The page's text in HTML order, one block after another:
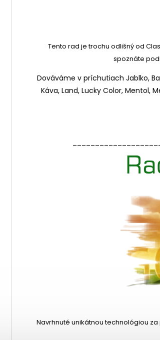
Tento rad je trochu odlišný od
spoznáte
Dováváme v príchutiach Jablko,
Káva, Land, Lucky Color, Mentol,
Navrhnuté unikátnou technológiou